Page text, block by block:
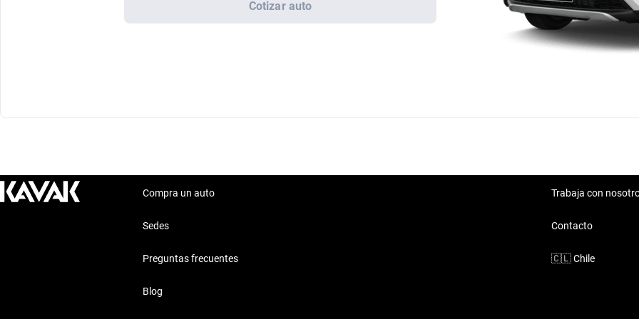
Cotizar auto
Compra un auto
Sedes
Preguntas frecuentes
Blog
Trabaja con
Contacto
🇨🇱Chile